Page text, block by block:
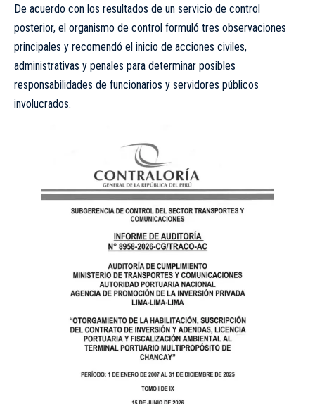
De acuerdo con los resultados de un servicio de control
posterior, el organismo de control formuló tres observaciones
principales y recomendó el inicio de acciones civiles,
administrativas y penales para determinar posibles
responsabilidades de funcionarios y servidores públicos
involucrados.